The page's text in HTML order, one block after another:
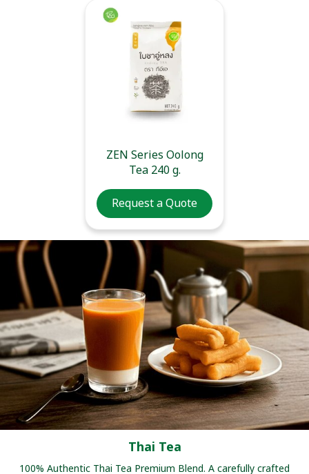
ZEN Series Oolong
Tea 240 g.
Request a Quote
Thai Tea
100% Authentic Thai Tea Premium Blend. A carefully crafted